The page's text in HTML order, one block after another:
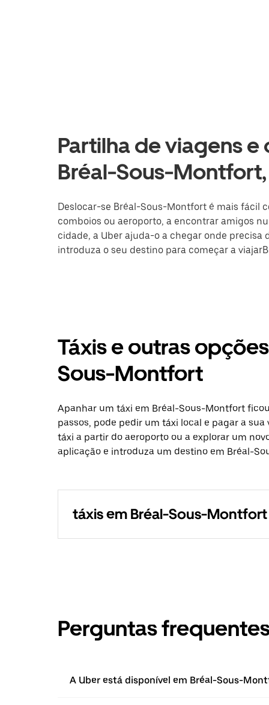
Partilha de viagens
Bréal-Sous-
Deslocar-se Bréal-Sous-Montfort é mais fácil
comboios ou aeroporto, a encontrar amigos
cidade, a Uber ajuda-o a chegar onde precisa
introduza o seu destino para começar a
Táxis e outras
Sous-Montfort
Apanhar um táxi em Bréal-Sous-Montfort
passos, pode pedir um táxi local e pagar a
táxi a partir do aeroporto ou a explorar um
aplicação e introduza um destino em Bréal-
táxis em Bréal-Sous-Montfort
Perguntas
A Uber está disponível em Bréal-Sous-